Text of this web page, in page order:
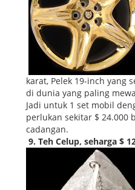
karat, Pelek 19-inch yang
di dunia yang paling
Jadi untuk 1 set mobil
perlukan sekitar $ 24.000
cadangan.
9. Teh Celup, seharga $